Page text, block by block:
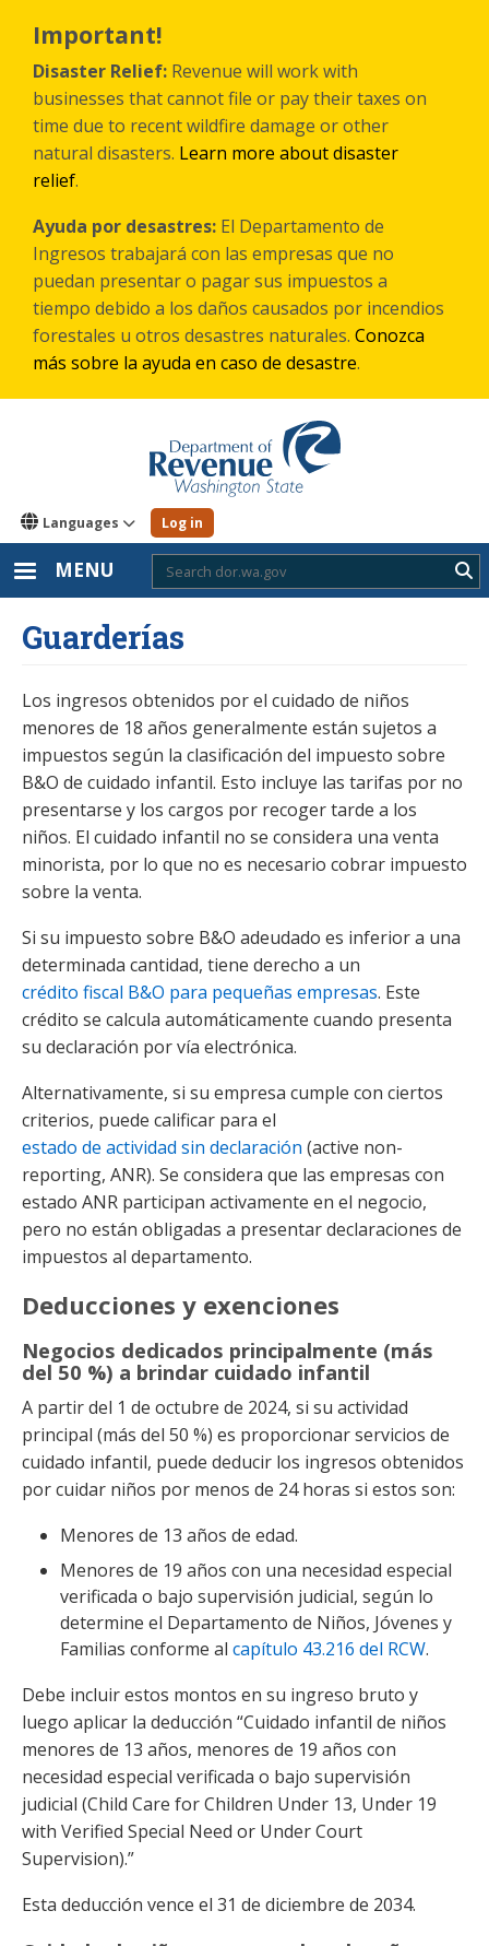
main
content
Important!
Disaster Relief: Revenue will work with
businesses that cannot file or pay their taxes on
time due to recent wildfire damage or other
natural disasters. Learn more about disaster
relief.
Ayuda por desastres: El Departamento de
Ingresos trabajará con las empresas que no
puedan presentar o pagar sus impuestos a
tiempo debido a los daños causados por incendios
forestales u otros desastres naturales. Conozca
más sobre la ayuda en caso de desastre.
Languages Log in
MENU
Guarderías
Los ingresos obtenidos por el cuidado de niños
menores de 18 años generalmente están sujetos a
impuestos según la clasificación del impuesto sobre
B&O de cuidado infantil. Esto incluye las tarifas por no
presentarse y los cargos por recoger tarde a los
niños. El cuidado infantil no se considera una venta
minorista, por lo que no es necesario cobrar impuesto
sobre la venta.
Si su impuesto sobre B&O adeudado es inferior a una
determinada cantidad, tiene derecho a un
crédito fiscal B&O para pequeñas empresas. Este
crédito se calcula automáticamente cuando presenta
su declaración por vía electrónica.
Alternativamente, si su empresa cumple con ciertos
criterios, puede calificar para el
estado de actividad sin declaración (active non-
reporting, ANR). Se considera que las empresas con
estado ANR participan activamente en el negocio,
pero no están obligadas a presentar declaraciones de
impuestos al departamento.
Deducciones y exenciones
Negocios dedicados principalmente (más
del 50 %) a brindar cuidado infantil
A partir del 1 de octubre de 2024, si su actividad
principal (más del 50 %) es proporcionar servicios de
cuidado infantil, puede deducir los ingresos obtenidos
por cuidar niños por menos de 24 horas si estos son:
Menores de 13 años de edad.
Menores de 19 años con una necesidad especial
verificada o bajo supervisión judicial, según lo
determine el Departamento de Niños, Jóvenes y
Familias conforme al capítulo 43.216 del RCW.
Debe incluir estos montos en su ingreso bruto y
luego aplicar la deducción “Cuidado infantil de niños
menores de 13 años, menores de 19 años con
necesidad especial verificada o bajo supervisión
judicial (Child Care for Children Under 13, Under 19
with Verified Special Need or Under Court
Supervision).”
Esta deducción vence el 31 de diciembre de 2034.